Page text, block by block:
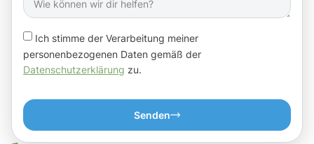
Ich stimme der Verarbeitung meiner
personenbezogenen Daten gemäß der
Datenschutzerklärung zu.
Senden